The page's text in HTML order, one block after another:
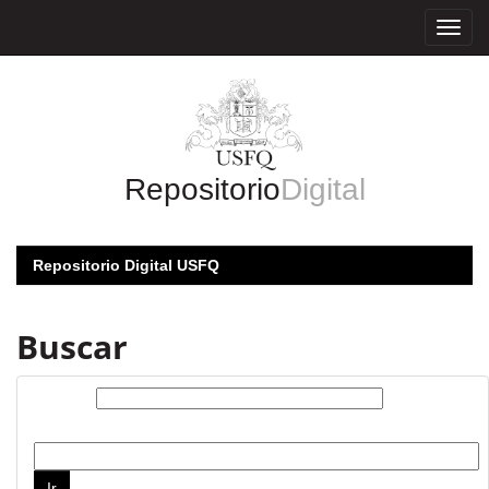
RepositorioDigital
Repositorio Digital USFQ
Buscar